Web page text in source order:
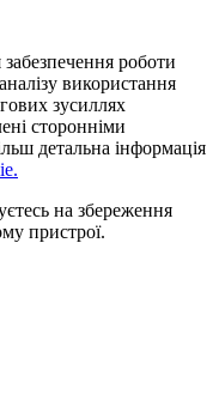
роботи
використання
зусиллях
сторонніми
детальна інформація
на збереження
пристрої.